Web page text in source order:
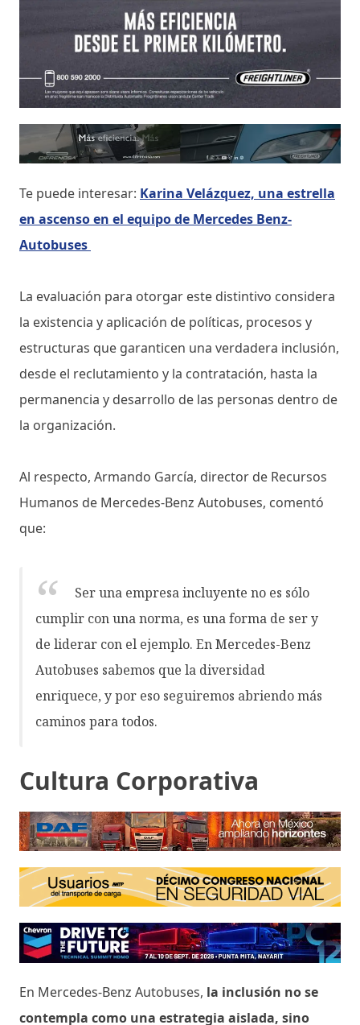
Te puede interesar: Karina Velázquez, una estrella
en ascenso en el equipo de Mercedes Benz-
Autobuses
La evaluación para otorgar este distintivo considera
la existencia y aplicación de políticas, procesos y
estructuras que garanticen una verdadera inclusión,
desde el reclutamiento y la contratación, hasta la
permanencia y desarrollo de las personas dentro de
la organización.
Al respecto, Armando García, director de Recursos
Humanos de Mercedes-Benz Autobuses, comentó
que:
Ser una empresa incluyente no es sólo
cumplir con una norma, es una forma de ser y
de liderar con el ejemplo. En Mercedes-Benz
Autobuses sabemos que la diversidad
enriquece, y por eso seguiremos abriendo más
caminos para todos.
Cultura Corporativa
En Mercedes-Benz Autobuses, la inclusión no se
contempla como una estrategia aislada, sino